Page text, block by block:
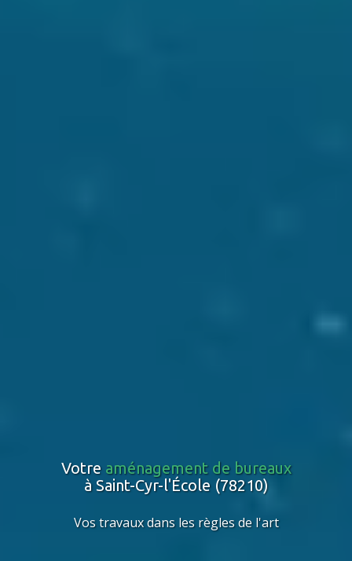
Votre aménagement de bureaux
à Saint-Cyr-l'École (78210)
Vos travaux dans les règles de l'art